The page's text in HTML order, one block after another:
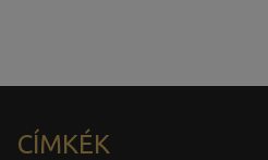
CÍMKÉK